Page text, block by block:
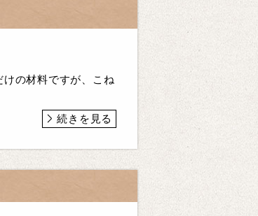
の材料ですが、こね
続きを見る